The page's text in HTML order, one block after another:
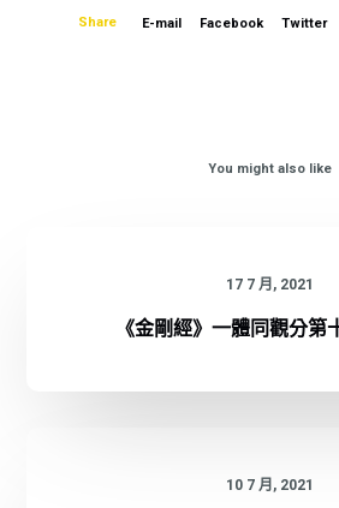
Share E-mail Facebook Twitter
You might also like
17 7 月, 2021
《金剛經》一體同觀分第
10 7 月, 2021